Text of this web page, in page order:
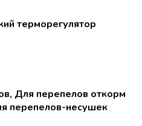
терморегулятор
Для перепелов откорм
перепелов-несушек